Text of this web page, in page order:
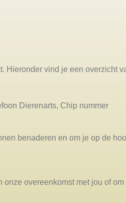
Hieronder vind je een overzicht
Dierenarts, Chip nummer
benaderen en om je op de
overeenkomst met jou of